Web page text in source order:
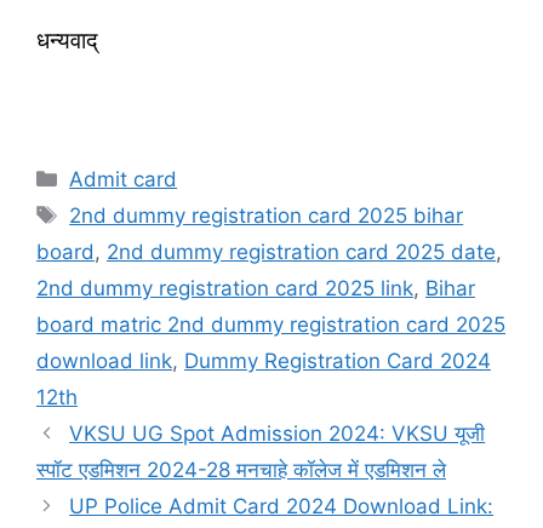
धन्यवाद्
Categories
Admit card
Tags
2nd dummy registration card 2025 bihar
board , 2nd dummy registration card 2025 date,
2nd dummy registration card 2025 link, Bihar
board matric 2nd dummy registration card 2025
download link, Dummy Registration Card 2024
12th
VKSU UG Spot Admission 2024: VKSU यूजी
स्पॉट एडमिशन 2024-28 मनचाहे कॉलेज में एडमिशन ले
UP Police Admit Card 2024 Download Link: